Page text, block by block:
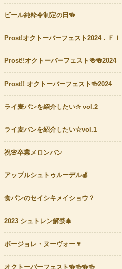
ビール純粋令制定の日🍻
Prost!オクトーバーフェスト2024．Ｆ
Prost!!オクトーバーフェスト🍻🍻2024
Prost!! オクトーバーフェスト🍻2024
ライ麦パンを紹介したい✰ vol.2
ライ麦パンを紹介したい☆vol.1
祝🌸卒業メロンパン
アップルシュトゥルーデル🍎
食パンのセイシキメイショウ？
2023 シュトレン解禁🎄
ボージョレ・ヌーヴォー🍷
オクトーバーフェスト🍻🍻🍻🍻